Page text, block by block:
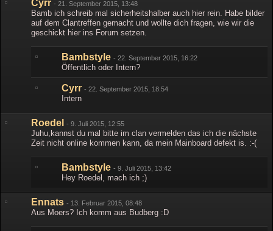
Cyrr - 21. September 2015, 13:48
Bamb ich schreib mal sicherheitshalber auch hier rein. Habe bilder
auf dem Clantreffen gemacht und wollte dich fragen, wie wir die
geschickt hier ins Forum setzen.
Bambstyle - 22. September 2015, 16:22
Öffentlich oder Intern?
Cyrr - 22. September 2015, 18:54
Intern
Roedel - 9. Juli 2015, 12:55
Juhu,kannst du mal bitte im clan vermelden das ich die nächste
Zeit nicht online kommen kann, da mein Mainboard defekt is. :-(
Bambstyle - 9. Juli 2015, 13:42
Hey Roedel, mach ich ;)
Ennats - 13. Februar 2015, 08:48
Aus Moers? Ich komm aus Budberg :D